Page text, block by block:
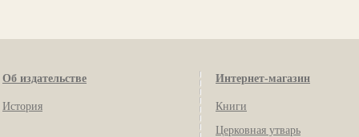
Об издательстве
История
Интернет-магазин
Книги
Церковная утварь